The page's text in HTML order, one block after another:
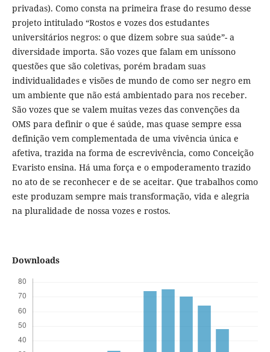
privadas). Como consta na primeira frase do resumo desse
projeto intitulado “Rostos e vozes dos estudantes
universitários negros: o que dizem sobre sua saúde”- a
diversidade importa. São vozes que falam em uníssono
questões que são coletivas, porém bradam suas
individualidades e visões de mundo de como ser negro em
um ambiente que não está ambientado para nos receber.
São vozes que se valem muitas vezes das convenções da
OMS para definir o que é saúde, mas quase sempre essa
definição vem complementada de uma vivência única e
afetiva, trazida na forma de escrevivência, como Conceição
Evaristo ensina. Há uma força e o empoderamento trazido
no ato de se reconhecer e de se aceitar. Que trabalhos como
este produzam sempre mais transformação, vida e alegria
na pluralidade de nossa vozes e rostos.
Downloads